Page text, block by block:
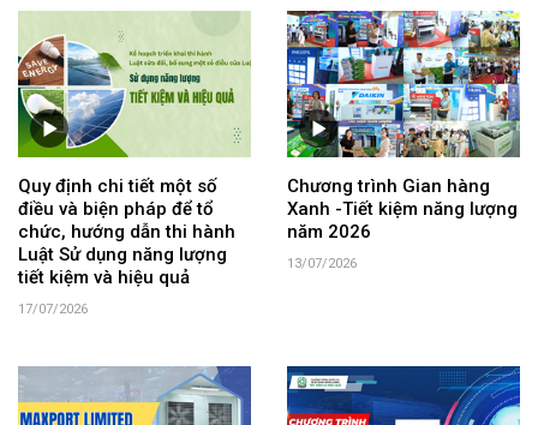
Quy định chi tiết một số
điều và biện pháp để tổ
chức, hướng dẫn thi hành
Luật Sử dụng năng lượng
tiết kiệm và hiệu quả
17/07/2026
Chương trình Gian hàng
Xanh -Tiết kiệm năng lượng
năm 2026
13/07/2026